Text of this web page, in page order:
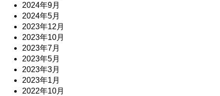
2024年9月
2024年5月
2023年12月
2023年10月
2023年7月
2023年5月
2023年3月
2023年1月
2022年10月